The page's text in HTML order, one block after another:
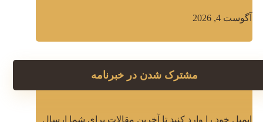
آگوست 4, 2026
مشترک شدن در خبرنامه
ایمیل خود را وارد کنید تا آخرین مقالات برای شما ارسال